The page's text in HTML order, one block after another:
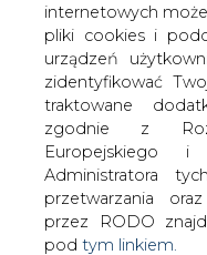
internetowych
pliki cookies i
urządzeń
zidentyfikować
traktowane
zgodnie z
Europejskiego i
Administratora
przetwarzania
przez RODO
pod tym linkiem.